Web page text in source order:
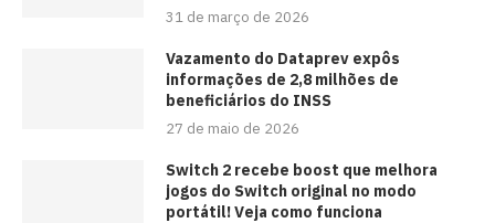
31 de março de 2026
Vazamento do Dataprev expôs
informações de 2,8 milhões de
beneficiários do INSS
27 de maio de 2026
Switch 2 recebe boost que melhora
jogos do Switch original no modo
portátil! Veja como funciona